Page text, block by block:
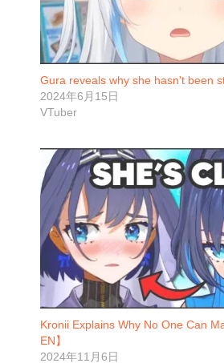
Gura reveals why she hasn't been
2024年6月15日
VTuber
Kronii Explains Why No One Can
EN】
2024年11月6日